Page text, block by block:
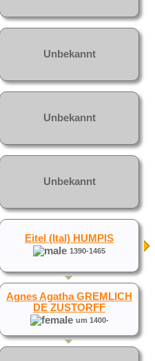
Unbekannt
Unbekannt
Unbekannt
Eitel (Ital) HUMPIS
1390-1465
Agnes Agatha GREMLICH
DE ZUSTORFF
um 1400-